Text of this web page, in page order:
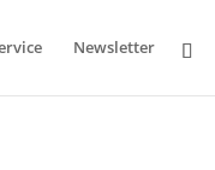
Newsletter